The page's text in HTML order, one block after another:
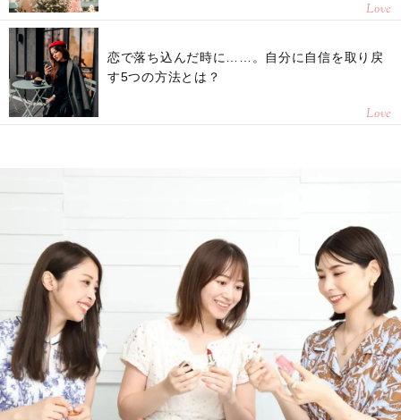
Love
恋で落ち込んだ時に……。自分に自信を取り戻
す5つの方法とは？
Love